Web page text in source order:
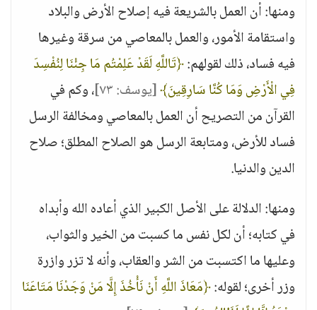
ومنها: أن العمل بالشريعة فيه إصلاح الأرض والبلاد
واستقامة الأمور، والعمل بالمعاصي من سرقة وغيرها
فيه فساد، ذلك لقولهم:﴿تَاللَّهِ لَقَدْ عَلِمْتُم مَا جِئْنَا لِنُفْسِدَ
فِي الْأَرْضِ وَمَا كُنَّا سَارِقِينَ﴾[يوسف: ٧٣]
، وكم في
القرآن من التصريح أن العمل بالمعاصي ومخالفة الرسل
فساد للأرض، ومتابعة الرسل هو الصلاح المطلق؛ صلاح
الدين والدنيا.
ومنها: الدلالة على الأصل الكبير الذي أعاده الله وأبداه
في كتابه؛ أن لكل نفس ما كسبت من الخير والثواب،
وعليها ما اكتسبت من الشر والعقاب، وأنه لا تزر وازرة
وزر أخرى؛ لقوله:﴿مَعَاذَ اللَّهِ أَنْ نَأْخُذَ إِلَّا مَنْ وَجَدْنَا مَتَاعَنَا